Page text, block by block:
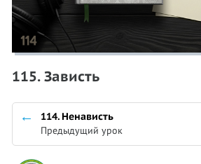
115. Зависть
114. Ненависть
Предыдущий урок